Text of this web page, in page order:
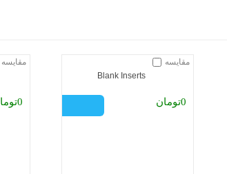
مقایسه
0تومان
مقایسه
Blank Inserts
0تومان